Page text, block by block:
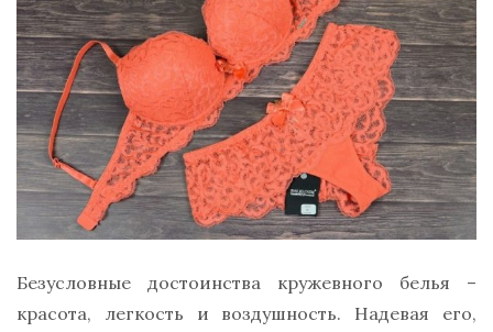
Безусловные достоинства кружевного белья –
красота, легкость и воздушность. Надевая его,